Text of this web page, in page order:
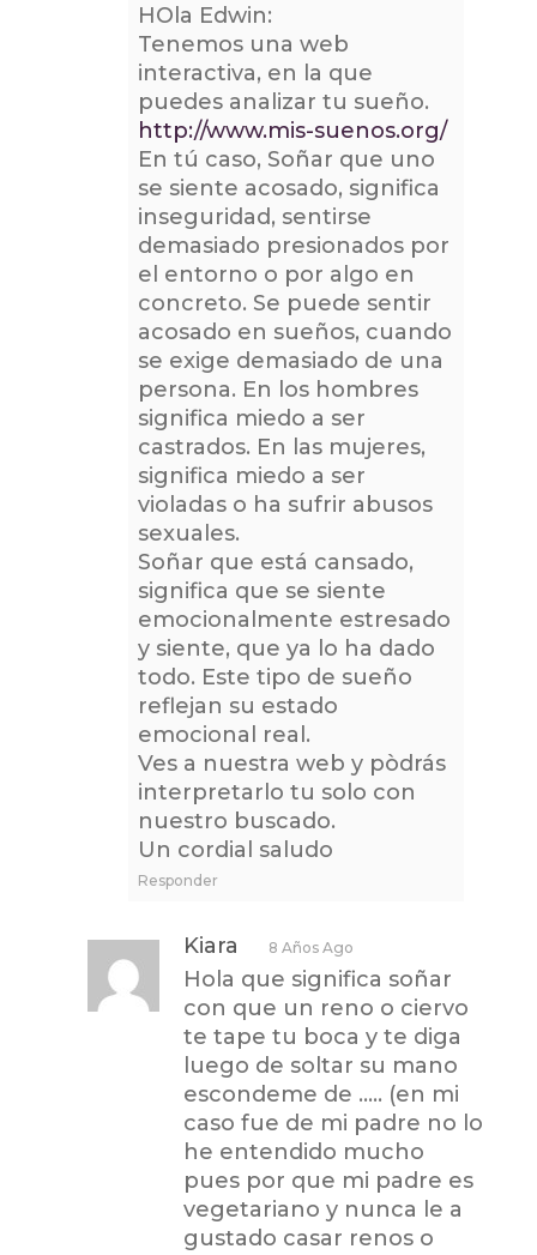
HOla Edwin:
Tenemos una web
interactiva, en la que
puedes analizar tu sueño.
http://www.mis-suenos.org/
En tú caso, Soñar que uno
se siente acosado, significa
inseguridad, sentirse
demasiado presionados por
el entorno o por algo en
concreto. Se puede sentir
acosado en sueños, cuando
se exige demasiado de una
persona. En los hombres
significa miedo a ser
castrados. En las mujeres,
significa miedo a ser
violadas o ha sufrir abusos
sexuales.
Soñar que está cansado,
significa que se siente
emocionalmente estresado
y siente, que ya lo ha dado
todo. Este tipo de sueño
reflejan su estado
emocional real.
Ves a nuestra web y pòdrás
interpretarlo tu solo con
nuestro buscado.
Un cordial saludo
Responder
Kiara 8 Años Ago
Hola que significa soñar
con que un reno o ciervo
te tape tu boca y te diga
luego de soltar su mano
escondeme de ….. (en mi
caso fue de mi padre no lo
he entendido mucho
pues por que mi padre es
vegetariano y nunca le a
gustado casar renos o